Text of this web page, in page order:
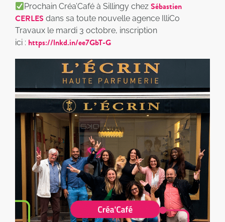
Prochain Créa’Café à Sillingy chezSébastien
CERLES dans sa toute nouvelle agence IlliCo
Travaux le mardi 3 octobre, inscription
ici : https://lnkd.in/ee7GbT-G